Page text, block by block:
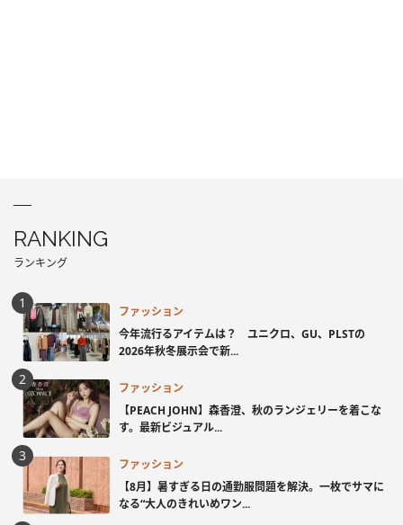
RANKING
ランキング
ファッション
今年流行るアイテムは？ ユニクロ、GU、PLSTの
2026年秋冬展示会で新...
ファッション
【PEACH JOHN】森香澄、秋のランジェリーを着こな
す。最新ビジュアル...
ファッション
【8月】暑すぎる日の通勤服問題を解決。一枚でサマに
なる“大人のきれいめワン...